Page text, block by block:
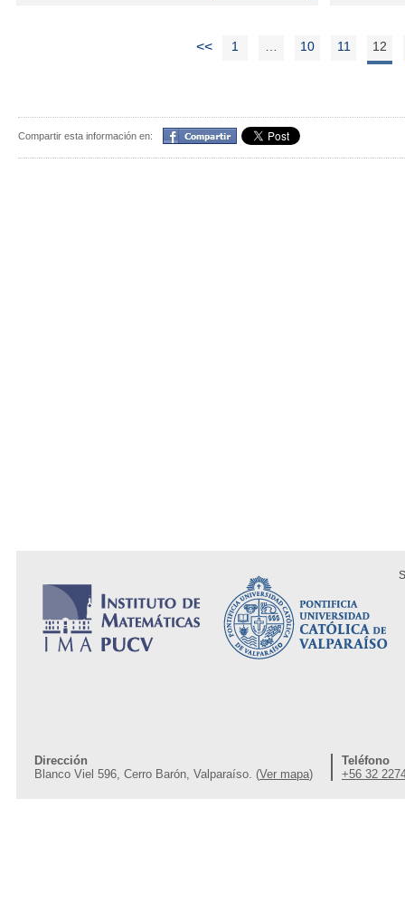
<< 1 10 11 12
Compartir esta información en: Compartir
Dirección
Blanco Viel 596, Cerro Barón, Valparaíso. (Ver mapa)
Teléfono
+56 32